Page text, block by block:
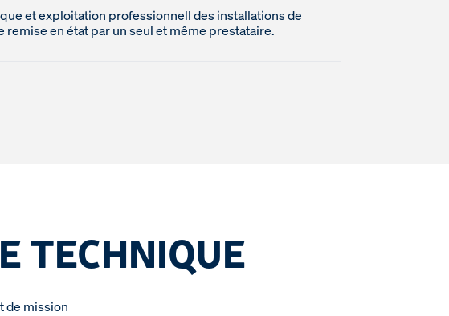
et exploitation professionnell des installations de
remise en état par un seul et même prestataire.
TECHNIQUE
de mission